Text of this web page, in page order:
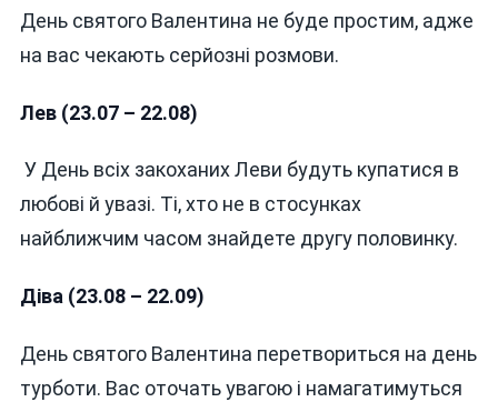
День святого Валентина не буде простим, адже
на вас чекають серйозні розмови.
Лев (23.07 – 22.08)
У День всіх закоханих Леви будуть купатися в
любові й увазі. Ті, хто не в стосунках
найближчим часом знайдете другу половинку.
Діва (23.08 – 22.09)
День святого Валентина перетвориться на день
турботи. Вас оточать увагою і намагатимуться